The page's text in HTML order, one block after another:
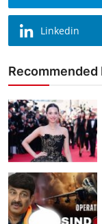
Linkedin
Recommended